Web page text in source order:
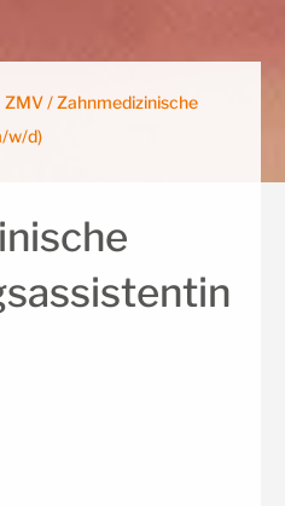
ZMV / Zahnmedizinische
w/d)